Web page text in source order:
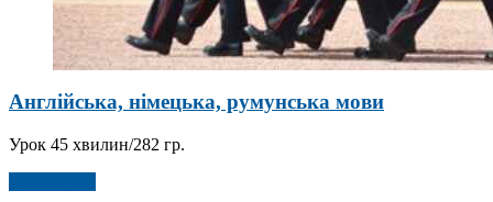
Англійська, німецька, румунська мови
Урок 45 хвилин/282 гр.